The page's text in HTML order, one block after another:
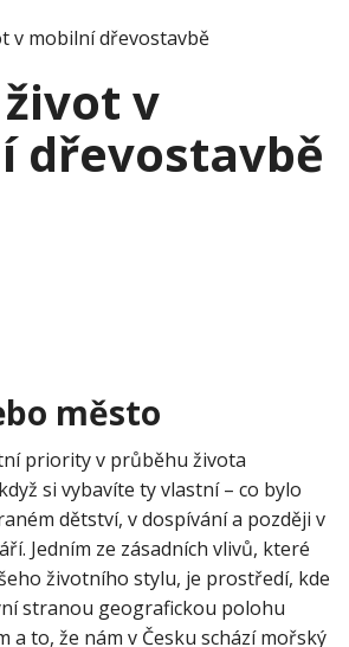
v mobilní dřevostavbě
v
dřevostavbě
město
priority v průběhu života
si vybavíte ty vlastní – co bylo
dětství, v dospívání a později v
Jedním ze zásadních vlivů, které
životního stylu, je prostředí, kde
stranou geografickou polohu
a to, že nám v Česku schází mořský